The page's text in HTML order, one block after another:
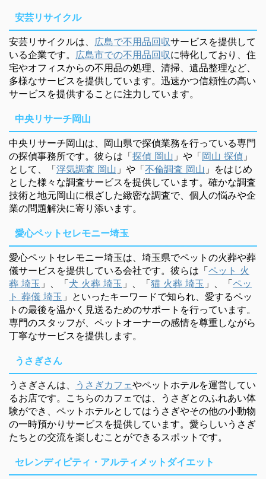
安芸リサイクル
安芸リサイクルは、 広島で不用品回収サービスを提供して
いる企業です。 広島市での不用品回収に特化しており、住
宅やオフィスからの不用品の処理、清掃、遺品整理など、
多様なサービスを提供しています。迅速かつ信頼性の高い
サービスを提供することに注力しています。
中央リサーチ岡山
中央リサーチ岡山は、岡山県で探偵業務を行っている専門
の探偵事務所です。彼らは「探偵 岡山 」や「岡山 探偵 」
として、「浮気調査 岡山 」や「不倫調査 岡山 」をはじめ
とした様々な調査サービスを提供しています。確かな調査
技術と地元岡山に根ざした緻密な調査で、個人の悩みや企
業の問題解決に寄り添います。
愛心ペットセレモニー埼玉
愛心ペットセレモニー埼玉は、埼玉県でペットの火葬や葬
儀サービスを提供している会社です。彼らは「ペット 火
葬 埼玉 」、「犬 火葬 埼玉 」、「猫 火葬 埼玉 」、「ペッ
ト 葬儀 埼玉 」といったキーワードで知られ、愛するペッ
トの最後を温かく見送るためのサポートを行っています。
専門のスタッフが、ペットオーナーの感情を尊重しながら
丁寧なサービスを提供します。
うさぎさん
うさぎさんは、 うさぎカフェやペットホテルを運営してい
るお店です。こちらのカフェでは、うさぎとのふれあい体
験ができ、ペットホテルとしてはうさぎやその他の小動物
の一時預かりサービスを提供しています。愛らしいうさぎ
たちとの交流を楽しむことができるスポットです。
セレンディピティ・アルティメットダイエット